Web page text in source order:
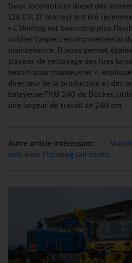
Deux locomotives diesel des
128 CV, 17 tonnes) ont été
« L’Unimog est beaucoup plus
oublier l’aspect environnemental
maintenance. Il nous permet
travaux de nettoyage des rues
besoin pour manœuvrer »,
directeur de la production et des
balayeuse FKM 240 de Dücker,
une largeur de travail de 240 cm.
rails avec l’Unimog rail-route.